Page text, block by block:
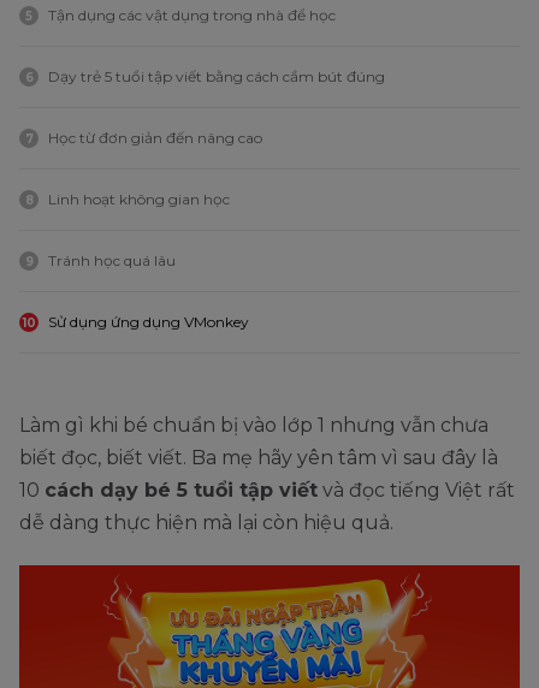
5 Tận dụng các vật dụng trong nhà để học
6 Dạy trẻ 5 tuổi tập viết bằng cách cầm bút đúng
7 Học từ đơn giản đến nâng cao
8 Linh hoạt không gian học
9 Tránh học quá lâu
10 Sử dụng ứng dụng VMonkey
Làm gì khi bé chuẩn bị vào lớp 1 nhưng vẫn chưa
biết đọc, biết viết. Ba mẹ hãy yên tâm vì sau đây là
10 cách dạy bé 5 tuổi tập viết và đọc tiếng Việt rất
dễ dàng thực hiện mà lại còn hiệu quả.